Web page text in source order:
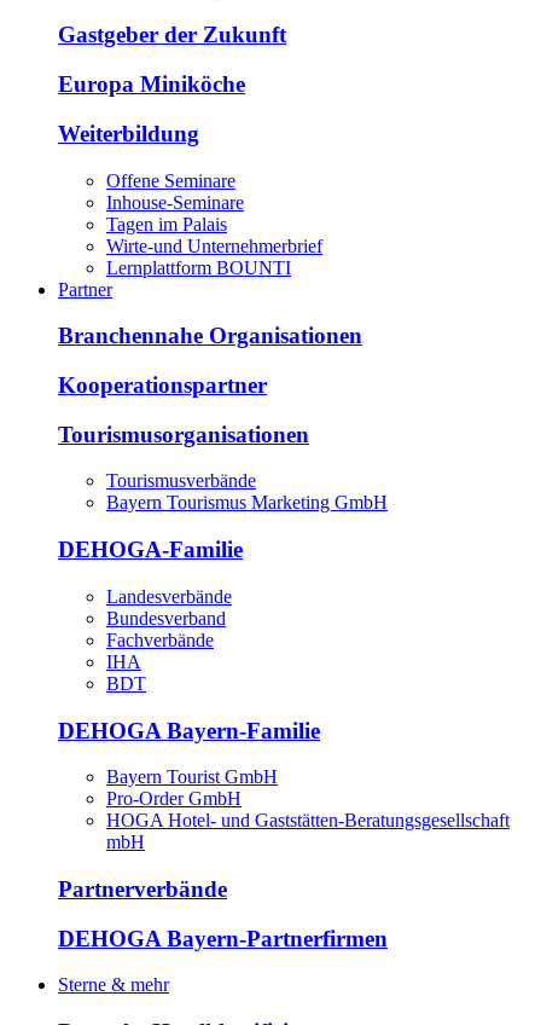
Gastgeber der Zukunft
Europa Miniköche
Weiterbildung
Offene Seminare
Inhouse-Seminare
Tagen im Palais
Wirte-und Unternehmerbrief
Lernplattform BOUNTI
Partner
Branchennahe Organisationen
Kooperationspartner
Tourismusorganisationen
Tourismusverbände
Bayern Tourismus Marketing GmbH
DEHOGA-Familie
Landesverbände
Bundesverband
Fachverbände
IHA
BDT
DEHOGA Bayern-Familie
Bayern Tourist GmbH
Pro-Order GmbH
HOGA Hotel- und Gaststätten-Beratungsgesellschaft
mbH
Partnerverbände
DEHOGA Bayern-Partnerfirmen
Sterne & mehr